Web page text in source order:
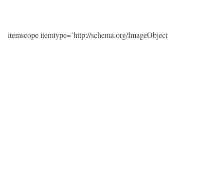
itemscope itemtype=’http://schema.org/ImageObject